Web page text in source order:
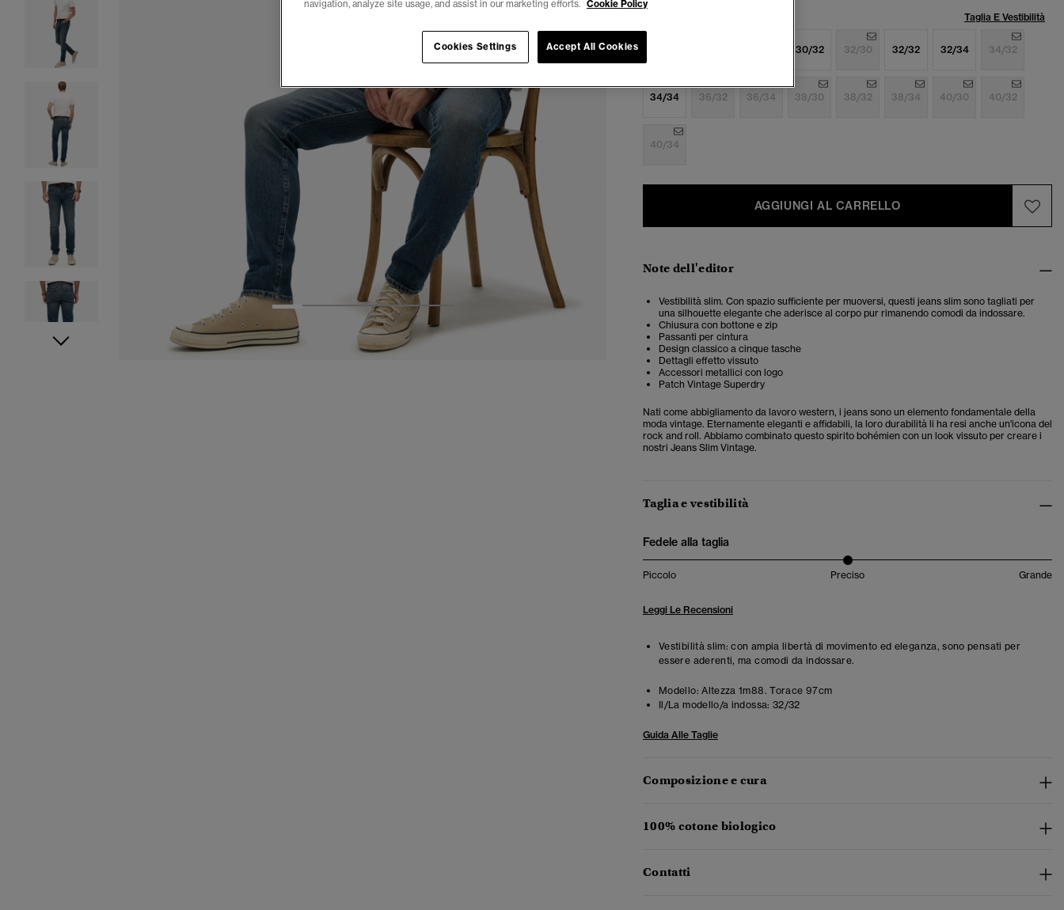
4
Taglia E Vestibilità
30/32 32/30 32/32 32/34 34/32
34/34 36/32 36/34 38/30 38/32 38/34 40/30 40/32
40/34
AGGIUNGI AL CARRELLO
Note dell'editor
Vestibilità slim. Con spazio sufficiente per muoversi, questi jeans slim sono tagliati per
una silhouette elegante che aderisce al corpo pur rimanendo comodi da indossare.
Chiusura con bottone e zip
Passanti per cintura
Design classico a cinque tasche
Dettagli effetto vissuto
Accessori metallici con logo
Patch Vintage Superdry
Nati come abbigliamento da lavoro western, i jeans sono un elemento fondamentale della
moda vintage. Eternamente eleganti e affidabili, la loro durabilità li ha resi anche un'icona del
rock and roll. Abbiamo combinato questo spirito bohémien con un look vissuto per creare i
nostri Jeans Slim Vintage.
Taglia e vestibilità
Fedele alla taglia
Piccolo Preciso Grande
Leggi Le Recensioni
Vestibilità slim: con ampia libertà di movimento ed eleganza, sono pensati per
essere aderenti, ma comodi da indossare.
Modello: Altezza 1m88. Torace 97cm
Il/La modello/a indossa: 32/32
Guida Alle Taglie
Composizione e cura
100% cotone biologico
Contatti
navigation, analyze site usage, and assist in our marketing efforts. Cookie Policy
Cookies Settings Accept All Cookies